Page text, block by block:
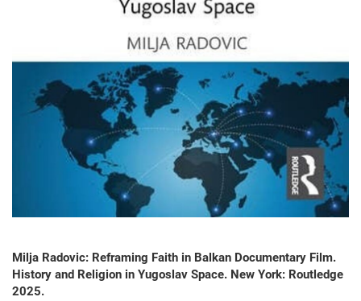
Milja Radovic: Reframing Faith in Balkan Documentary Film.
History and Religion in Yugoslav Space. New York: Routledge
2025.